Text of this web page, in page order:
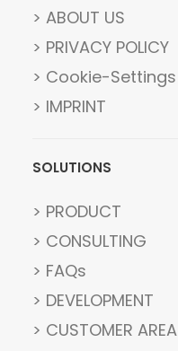
> ABOUT US
> PRIVACY POLICY
> Cookie-Settings
> IMPRINT
SOLUTIONS
> PRODUCT
> CONSULTING
> FAQs
> DEVELOPMENT
> CUSTOMER AREA